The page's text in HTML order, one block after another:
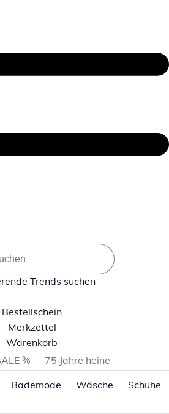
Trends suchen
Bestellschein
Merkzettel
Warenkorb
%
75 Jahre heine
Bademode Wäsche Schuhe